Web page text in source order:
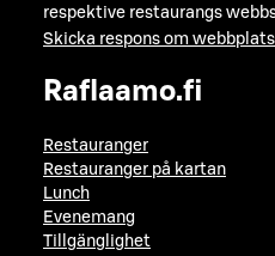
respektive restaurangs
Skicka respons om
Raflaamo.fi
Restauranger
Restauranger på kartan
Lunch
Evenemang
Tillgänglighet